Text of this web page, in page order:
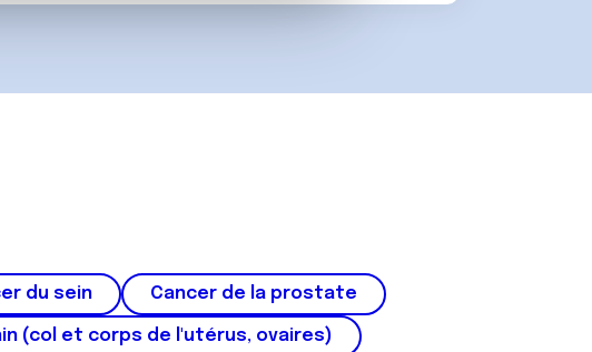
du sein Cancer de la prostate
(col et corps de l'utérus, ovaires)